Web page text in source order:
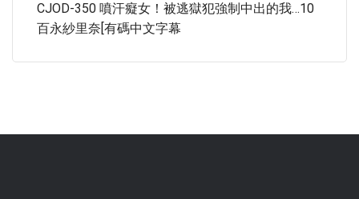
CJOD-350 噴汗癡女！被逃獄犯強制中出的我…10
百永紗里奈[有碼中文字幕